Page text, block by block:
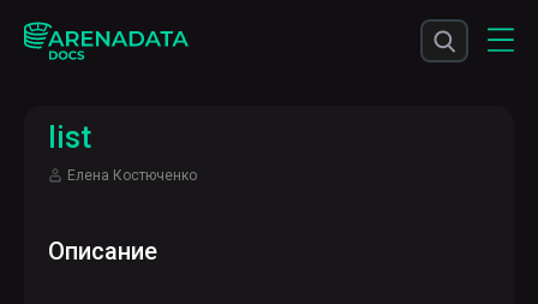
list
Елена Костюченко
Описание